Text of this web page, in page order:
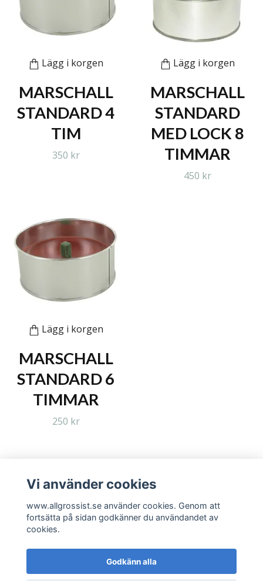
Lägg i korgen
MARSCHALL
STANDARD 4
TIM
350 kr
Lägg i korgen
MARSCHALL
STANDARD
MED LOCK 8
TIMMAR
450 kr
Lägg i korgen
MARSCHALL
STANDARD 6
TIMMAR
250 kr
Läs mer
Vi använder cookies
www.allgrossist.se använder cookies. Genom att
fortsätta på sidan godkänner du användandet av
cookies.
Godkänn alla